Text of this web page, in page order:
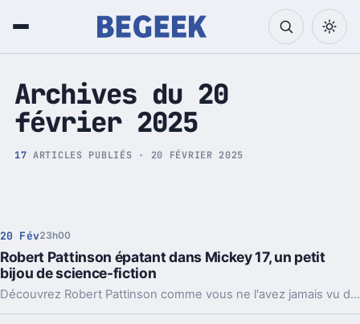
Tech et Pop culture
Archives du 20
février 2025
17 ARTICLES PUBLIÉS · 20 FÉVRIER 2025
20 Fév23h00
Robert Pattinson épatant dans Mickey 17, un petit
bijou de science-fiction
Découvrez Robert Pattinson comme vous ne l'avez jamais vu dans le nouveau trailer de Mickey 17, un chef-d'œuvre de science-fiction qui promet de captiver les spectateurs.